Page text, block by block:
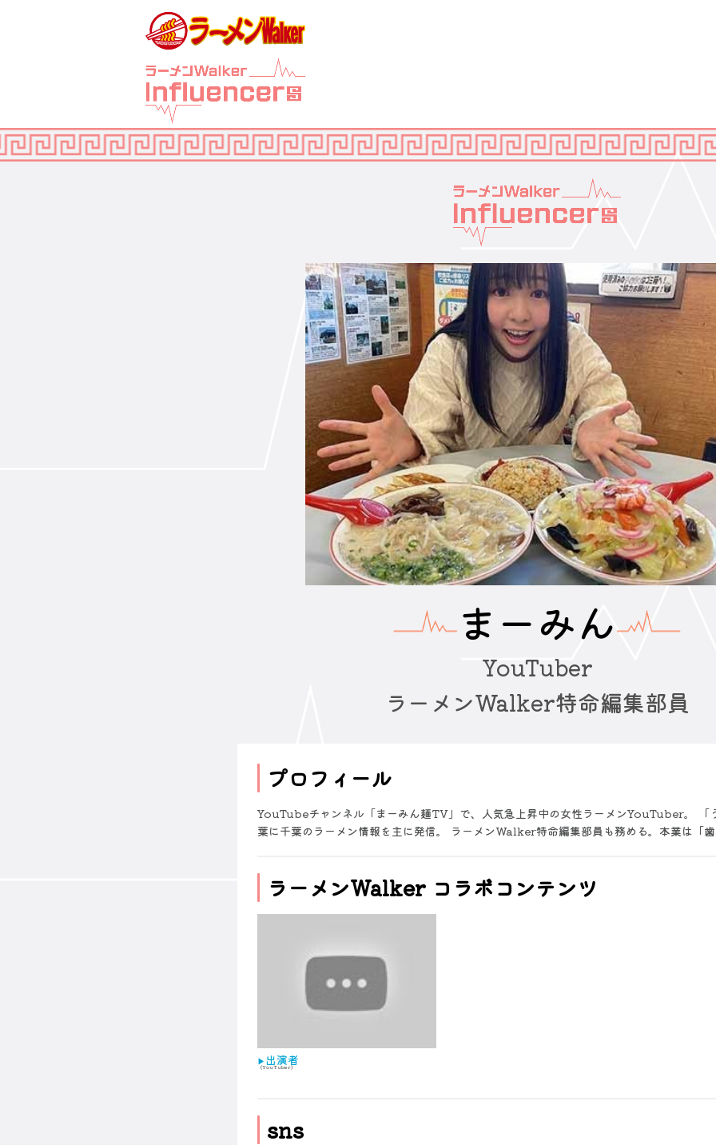
まーみん
YouTuber
ラーメンWalker特命編集部員
プロフィール
YouTubeチャンネル「まーみん麺TV」で、人気急上昇中の女性ラーメンYouTuber。 「
葉に千葉のラーメン情報を主に発信。 ラーメンWalker特命編集部員も務める。本業は「
ラーメンWalker コラボコンテンツ
出演者
（YouTuber）
sns